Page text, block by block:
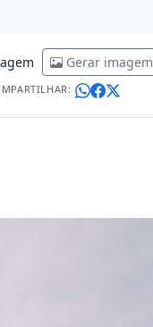
Gerar imagem